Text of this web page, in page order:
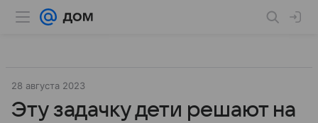
28 августа 2023
Эту задачку дети решают на